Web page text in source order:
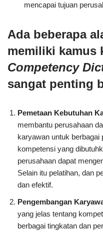
mencapai tujuan
Ada beberapa
memiliki kamus
Competency
sangat penting
Pemetaan Kebutuhan
membantu perusahaan
karyawan untuk
kompetensi yang
perusahaan dapat
Selain itu pelatihan, dan
dan efektif.
Pengembangan
yang jelas tentang
berbagai tingkatan dan